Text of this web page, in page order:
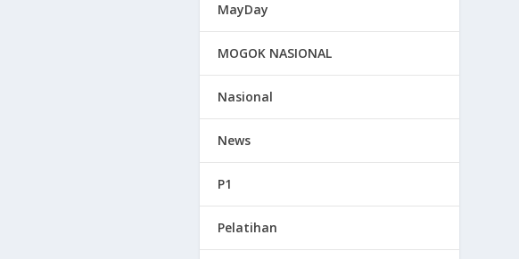
MayDay
MOGOK NASIONAL
Nasional
News
P1
Pelatihan